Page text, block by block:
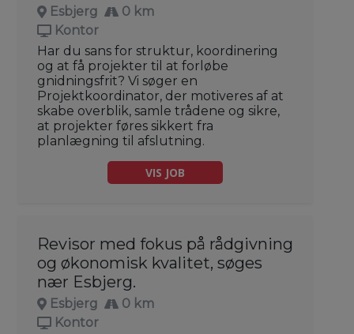
Esbjerg
0 km
Kontor
Har du sans for struktur, koordinering
og at få projekter til at forløbe
gnidningsfrit? Vi søger en
Projektkoordinator, der motiveres af at
skabe overblik, samle trådene og sikre,
at projekter føres sikkert fra
planlægning til afslutning.
VIS JOB
Revisor med fokus på rådgivning
og økonomisk kvalitet, søges
nær Esbjerg.
Esbjerg
0 km
Kontor